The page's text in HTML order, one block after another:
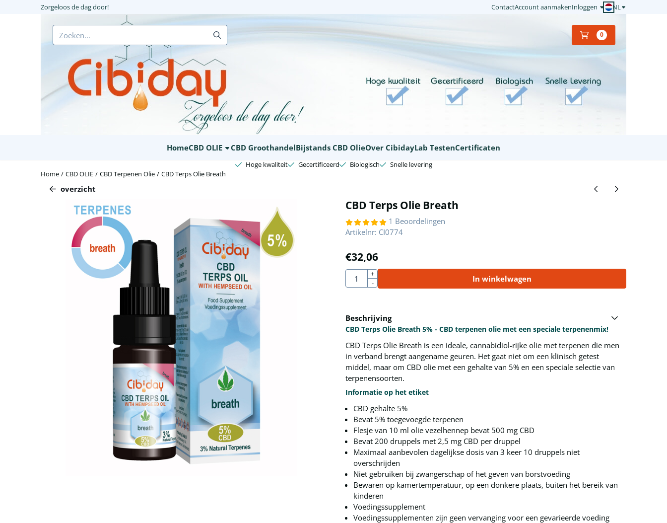
Cookievoorkeuren zijn beschikbaar. Kies instellingen of sta alle cookies toe.
Zorgeloos de dag door! ContactAccount aanmakenInloggen NL
Zoeken 0
HomeCBD OLIE CBD GroothandelBijstands CBD OlieOver CibidayLab TestenCertificaten
Hoge kwaliteit Gecertificeerd Biologisch
Snelle levering
Home / CBD OLIE / CBD Terpenen Olie / CBD Terps Olie Breath
overzicht
CBD Terps Olie Breath
1 Beoordelingen
Artikelnr: CI0774
€32,06
Aantal
+
-
In winkelwagen
Beschrijving
CBD Terps Olie Breath 5% - CBD terpenen olie met een speciale terpenenmix!
CBD Terps Olie Breath is een ideale, cannabidiol-rijke olie met terpenen die men
in verband brengt aangename geuren. Het gaat niet om een klinisch getest
middel, maar om CBD olie met een gehalte van 5% en een speciale selectie van
terpenensoorten.
Informatie op het etiket
CBD gehalte 5%
Bevat 5% toegevoegde terpenen
Flesje van 10 ml olie vezelhennep bevat 500 mg CBD
Bevat 200 druppels met 2,5 mg CBD per druppel
Maximaal aanbevolen dagelijkse dosis van 3 keer 10 druppels niet
overschrijden
Niet gebruiken bij zwangerschap of het geven van borstvoeding
Bewaren op kamertemperatuur, op een donkere plaats, buiten het bereik van
kinderen
Voedingssupplement
Voedingssupplementen zijn geen vervanging voor een gevarieerde voeding